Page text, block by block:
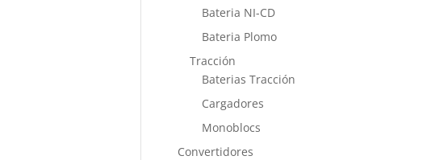
Bateria NI-CD
Bateria Plomo
Tracción
Baterias Tracción
Cargadores
Monoblocs
Convertidores